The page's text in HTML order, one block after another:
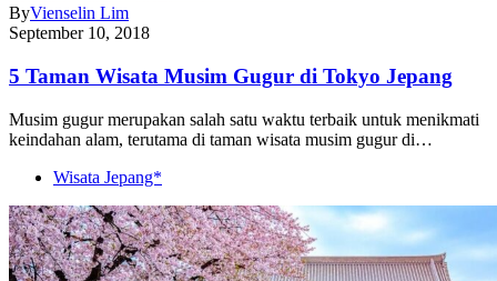
ByVienselin Lim
September 10, 2018
5 Taman Wisata Musim Gugur di Tokyo Jepang
Musim gugur merupakan salah satu waktu terbaik untuk menikmati
keindahan alam, terutama di taman wisata musim gugur di…
Wisata Jepang*